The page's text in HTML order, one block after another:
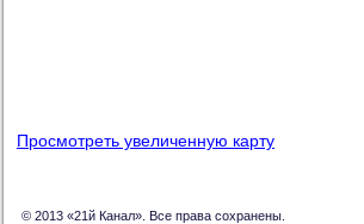
Просмотреть увеличенную карту
© 2013 «21й Канал». Все права сохранены.